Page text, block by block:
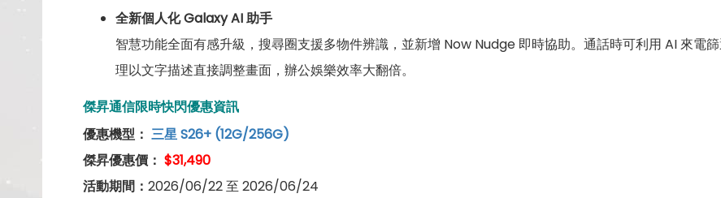
全新個人化 Galaxy AI 助手
智慧功能全面有感升級，搜尋圈支援多物件辨識，並新增 Now Nudge 即時協助。通話時可利用 AI 來電
理以文字描述直接調整畫面，辦公娛樂效率大翻倍。
傑昇通信限時快閃優惠資訊
優惠機型： 三星 S26+ (12G/256G)
傑昇優惠價： $31,490
活動期間： 2026/06/22 至 2026/06/24